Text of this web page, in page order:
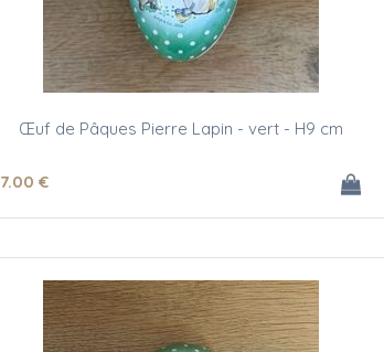
Œuf de Pâques Pierre Lapin - vert - H9 cm
7.00 €